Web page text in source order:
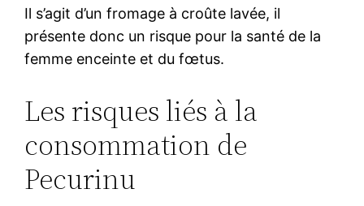
Il s’agit d’un fromage à croûte lavée, il
présente donc un risque pour la santé de la
femme enceinte et du fœtus.
Les risques liés à la
consommation de
Pecurinu